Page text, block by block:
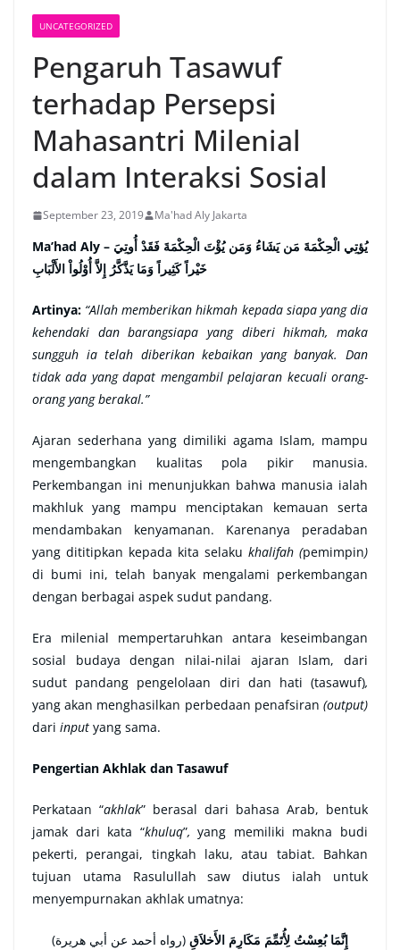
UNCATEGORIZED
Pengaruh Tasawuf
terhadap Persepsi
Mahasantri Milenial
dalam Interaksi Sosial
September 23, 2019 Ma'had Aly Jakarta
Ma’had Aly – يُؤتِي الْحِكْمَةَ مَن يَشَاءُ وَمَن يُؤْتَ الْحِكْمَةَ فَقَدْ أُوتِيَ
خَيْراً كَثِيراً وَمَا يَذَّكَّرُ إِلاَّ أُوْلُواْ الأَلْبَابِ
Artinya: “Allah memberikan hikmah kepada siapa yang dia
kehendaki dan barangsiapa yang diberi hikmah, maka
sungguh ia telah diberikan kebaikan yang banyak. Dan
tidak ada yang dapat mengambil pelajaran kecuali orang-
orang yang berakal.”
Ajaran sederhana yang dimiliki agama Islam, mampu
mengembangkan kualitas pola pikir manusia.
Perkembangan ini menunjukkan bahwa manusia ialah
makhluk yang mampu menciptakan kemauan serta
mendambakan kenyamanan. Karenanya peradaban
yang dititipkan kepada kita selaku khalifah (pemimpin)
di bumi ini, telah banyak mengalami perkembangan
dengan berbagai aspek sudut pandang.
Era milenial mempertaruhkan antara keseimbangan
sosial budaya dengan nilai-nilai ajaran Islam, dari
sudut pandang pengelolaan diri dan hati (tasawuf),
yang akan menghasilkan perbedaan penafsiran (output)
dari input yang sama.
Pengertian Akhlak dan Tasawuf
Perkataan “akhlak” berasal dari bahasa Arab, bentuk
jamak dari kata “khuluq”,yang memiliki makna budi
pekerti, perangai, tingkah laku, atau tabiat. Bahkan
tujuan utama Rasulullah saw diutus ialah untuk
menyempurnakan akhlak umatnya:
( إِنَّمَا بُعِسْتُ لِأُتَمِّمَ مَكَارِمَ الأَخلاَقِ (رواه أحمد عن أبي هريرة